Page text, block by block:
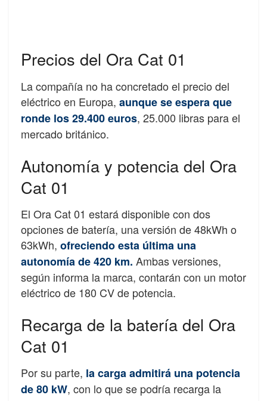
Precios del Ora Cat 01
La compañía no ha concretado el precio del
eléctrico en Europa, aunque se espera que
ronde los 29.400 euros, 25.000 libras para el
mercado británico.
Autonomía y potencia del Ora
Cat 01
El Ora Cat 01 estará disponible con dos
opciones de batería, una versión de 48kWh o
63kWh, ofreciendo esta última una
autonomía de 420 km. Ambas versiones,
según informa la marca, contarán con un motor
eléctrico de 180 CV de potencia.
Recarga de la batería del Ora
Cat 01
Por su parte, la carga admitirá una potencia
de 80 kW, con lo que se podría recarga la